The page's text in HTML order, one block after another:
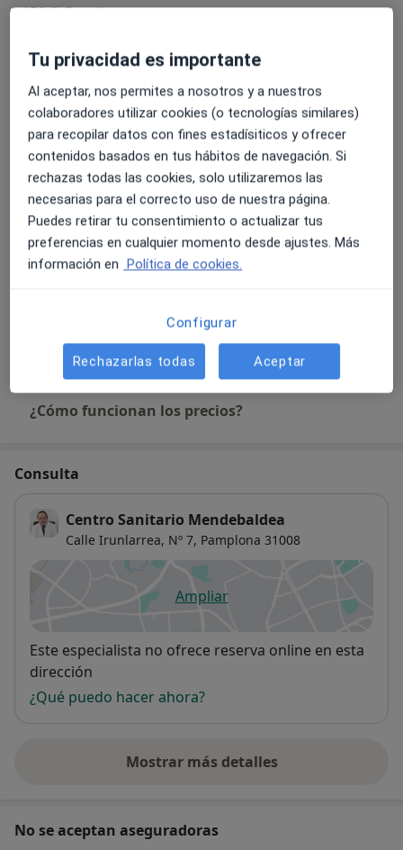
médico-paciente es el pilar básico sobre el que giran
150 € Detalles
Visita Ginecología y Obstetricia
Detalles
Cirugía de incontinencia urinaria femenina por vía
vaginal
Desde 500 € Detalles
Cirugía endoscópica ginecológica
1.500 € Detalles
+ 3 servicios
¿Cómo funcionan los precios?
Consulta
Centro Sanitario Mendebaldea
Calle Irunlarrea, Nº 7, Pamplona 31008
Ampliarse abre en una nueva
Disponibilidad
Este especialista no ofrece reserva online en esta
dirección
¿Qué puedo hacer ahora?
Mostrar más detalles
sobre la dirección
No se aceptan aseguradoras
Tu privacidad es importante
Al aceptar, nos permites a nosotros y a nuestros
colaboradores utilizar cookies (o tecnologías similares)
para recopilar datos con fines estadísiticos y ofrecer
contenidos basados en tus hábitos de navegación. Si
rechazas todas las cookies, solo utilizaremos las
necesarias para el correcto uso de nuestra página.
Puedes retirar tu consentimiento o actualizar tus
preferencias en cualquier momento desde ajustes. Más
información en Política de cookies.
Configurar
Rechazarlas todas Aceptar